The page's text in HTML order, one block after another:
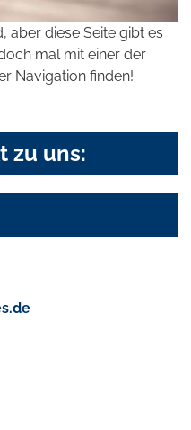
aber diese Seite gibt es
mal mit einer der
Navigation finden!
zu uns: